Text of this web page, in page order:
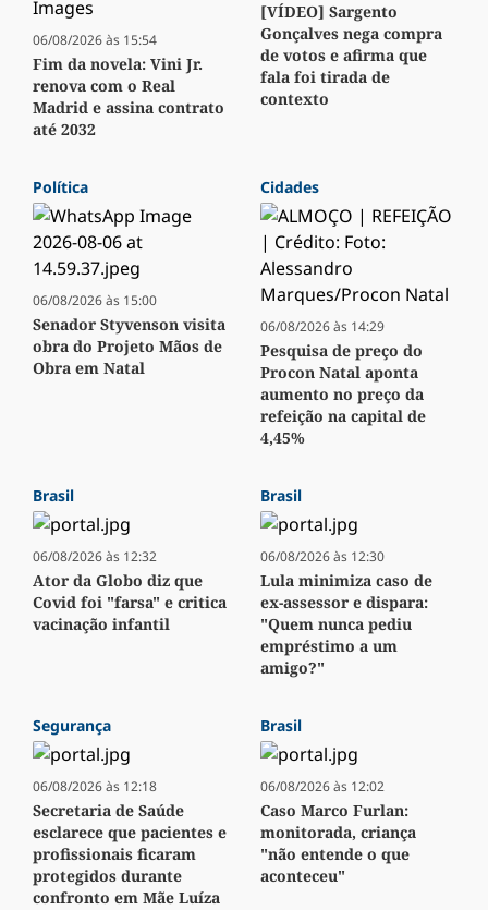
06/08/2026 às 15:54
Fim da novela: Vini Jr.
renova com o Real
Madrid e assina contrato
até 2032
[VÍDEO] Sargento
Gonçalves nega compra
de votos e afirma que
fala foi tirada de
contexto
Política
06/08/2026 às 15:00
Senador Styvenson visita
obra do Projeto Mãos de
Obra em Natal
Cidades
06/08/2026 às 14:29
Pesquisa de preço do
Procon Natal aponta
aumento no preço da
refeição na capital de
4,45%
Brasil
06/08/2026 às 12:32
Ator da Globo diz que
Covid foi "farsa" e critica
vacinação infantil
Brasil
06/08/2026 às 12:30
Lula minimiza caso de
ex-assessor e dispara:
"Quem nunca pediu
empréstimo a um
amigo?"
Segurança
06/08/2026 às 12:18
Secretaria de Saúde
esclarece que pacientes e
profissionais ficaram
protegidos durante
confronto em Mãe Luíza
Brasil
06/08/2026 às 12:02
Caso Marco Furlan:
monitorada, criança
"não entende o que
aconteceu"